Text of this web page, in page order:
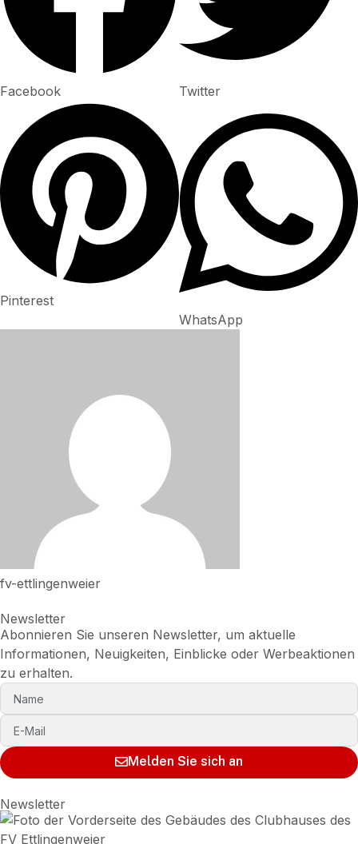
Facebook Twitter
Pinterest
WhatsApp
fv-ettlingenweier
Newsletter
Abonnieren Sie unseren Newsletter, um aktuelle
Informationen, Neuigkeiten, Einblicke oder Werbeaktionen
zu erhalten.
Melden Sie sich an
Newsletter